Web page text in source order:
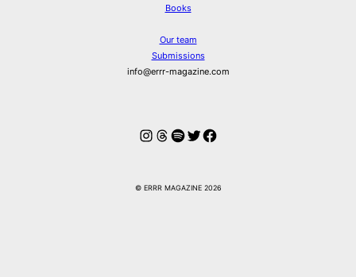
Books
Our team
Submissions
info@errr-magazine.com
Instagram
Threads
Spotify
Twitter
Facebook
© ERRR MAGAZINE 2026